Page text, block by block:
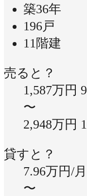
築36年
196戸
11階建
売ると？
1,587万円
〜
2,948万円
貸すと？
7.96万円/月
〜